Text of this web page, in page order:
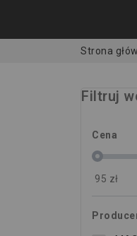
Strona
Filtruj
Cena
95 zł